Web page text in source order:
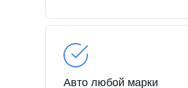
Авто любой марки